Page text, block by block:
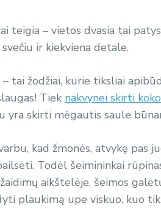
teigia – vietos dvasia tai
ir kiekviena detale.
tai žodžiai, kurie tiksliai
Tiek nakvynei skirti
yra skirti mėgautis saule
kad žmonės, atvykę pas
Todėl šeimininkai
aikštelėje, šeimos
plaukimą upe viskuo, kuo